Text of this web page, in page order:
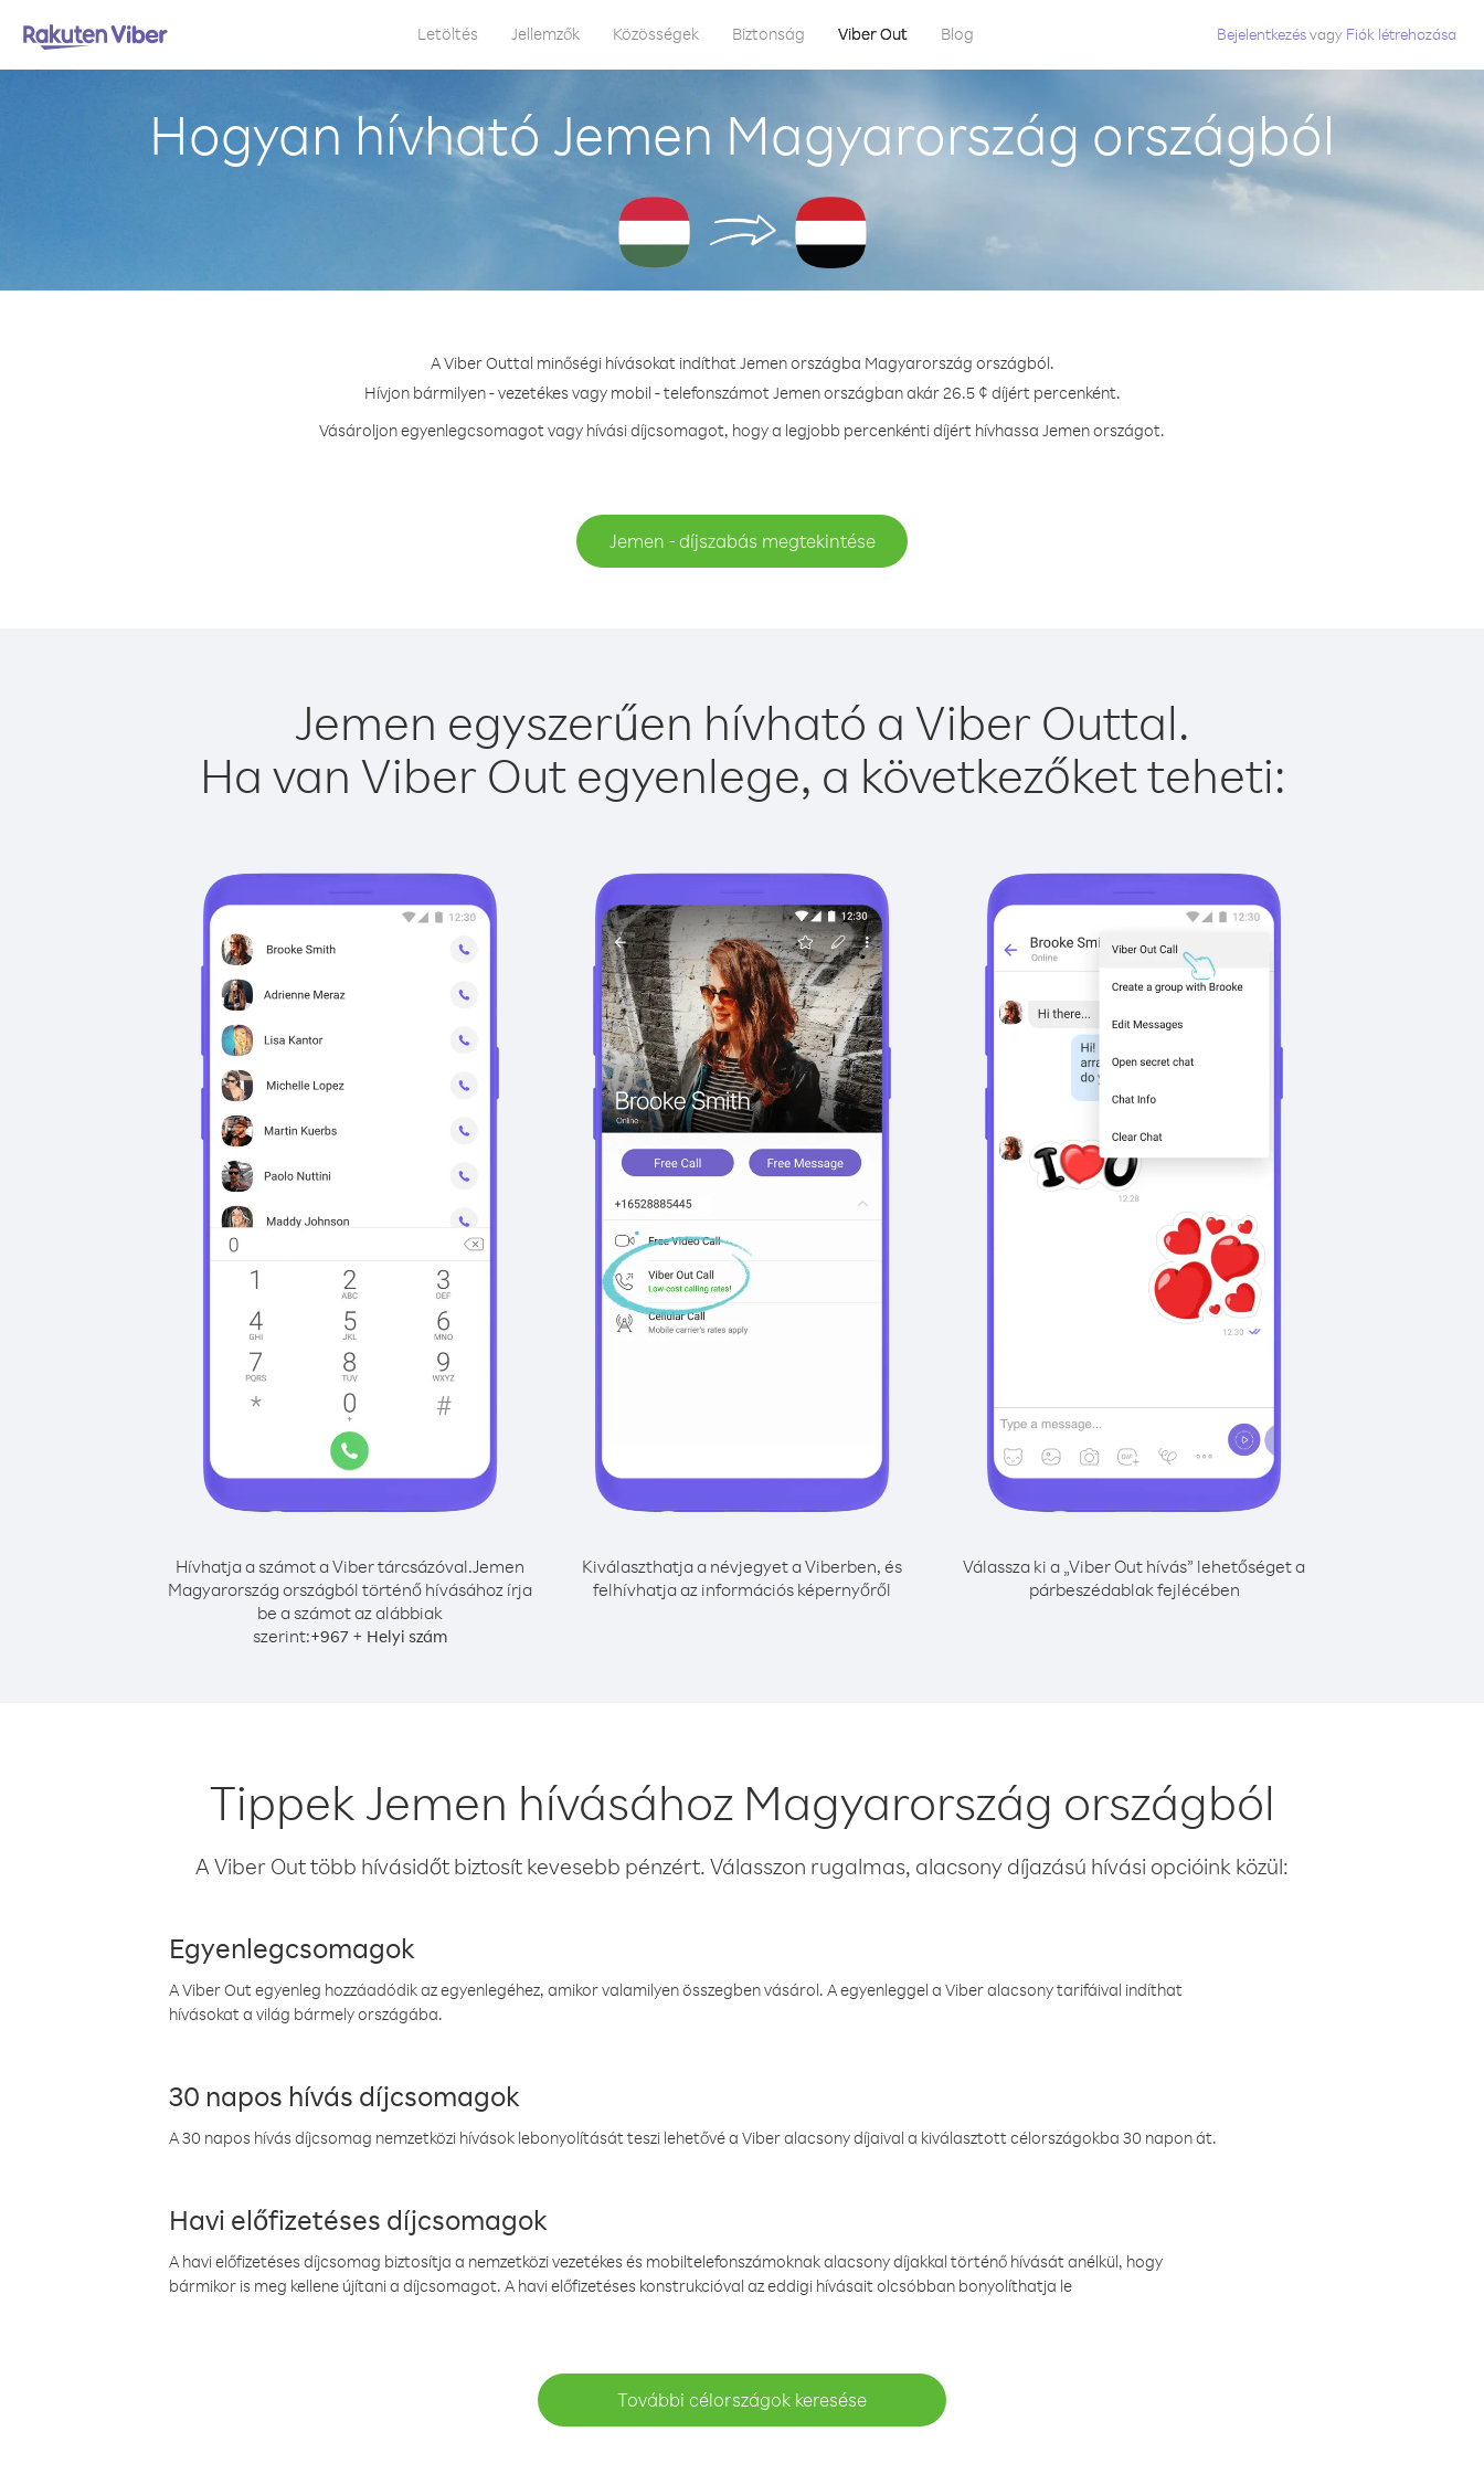
Letöltés Jellemzők Közösségek Biztonság Viber Out Blog Bejelentkezésvagy Fiók létrehozása
Hogyan hívható Jemen Magyarország országból
A Viber Outtal minőségi hívásokat indíthat Jemen országba Magyarország országból.
Hívjon bármilyen - vezetékes vagy mobil - telefonszámot Jemen országban akár 26.5 ¢ díjért percenként.
Vásároljon egyenlegcsomagot vagy hívási díjcsomagot, hogy a legjobb percenkénti díjért hívhassa Jemen országot.
Jemen - díjszabás megtekintése
Jemen egyszerűen hívható a Viber Outtal.
Ha van Viber Out egyenlege, a következőket teheti:
Hívhatja a számot a Viber tárcsázóval.Jemen
Magyarország országból történő hívásához írja
be a számot az alábbiak
szerint:+967 + Helyi szám
Kiválaszthatja a névjegyet a Viberben, és
felhívhatja az információs képernyőről
Válassza ki a „Viber Out hívás” lehetőséget a
párbeszédablak fejlécében
Tippek Jemen hívásához Magyarország országból
A Viber Out több hívásidőt biztosít kevesebb pénzért. Válasszon rugalmas, alacsony díjazású hívási opcióink közül:
Egyenlegcsomagok
A Viber Out egyenleg hozzáadódik az egyenlegéhez, amikor valamilyen összegben vásárol. A egyenleggel a Viber alacsony tarifáival indíthat
hívásokat a világ bármely országába.
30 napos hívás díjcsomagok
A 30 napos hívás díjcsomag nemzetközi hívások lebonyolítását teszi lehetővé a Viber alacsony díjaival a kiválasztott célországokba 30 napon át.
Havi előfizetéses díjcsomagok
A havi előfizetéses díjcsomag biztosítja a nemzetközi vezetékes és mobiltelefonszámoknak alacsony díjakkal történő hívását anélkül, hogy
bármikor is meg kellene újítani a díjcsomagot. A havi előfizetéses konstrukcióval az eddigi hívásait olcsóbban bonyolíthatja le
További célországok keresése